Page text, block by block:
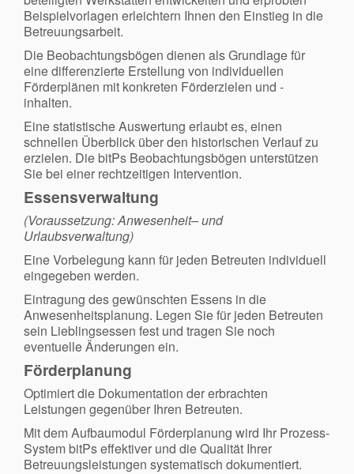
Beispielvorlagen erleichtern Ihnen den Einstieg in die
Betreuungsarbeit.
Die Beobachtungsbögen dienen als Grundlage für
eine differenzierte Erstellung von individuellen
Förderplänen mit konkreten Förderzielen und -
inhalten.
Eine statistische Auswertung erlaubt es, einen
schnellen Überblick über den historischen Verlauf zu
erzielen. Die bitPs Beobachtungsbögen unterstützen
Sie bei einer rechtzeitigen Intervention.
Essensverwaltung
(Voraussetzung: Anwesenheit– und
Urlaubsverwaltung)
Eine Vorbelegung kann für jeden Betreuten individuell
eingegeben werden.
Eintragung des gewünschten Essens in die
Anwesenheitsplanung. Legen Sie für jeden Betreuten
sein Lieblingsessen fest und tragen Sie noch
eventuelle Änderungen ein.
Förderplanung
Optimiert die Dokumentation der erbrachten
Leistungen gegenüber Ihren Betreuten.
Mit dem Aufbaumodul Förderplanung wird Ihr Prozess-
System bitPs effektiver und die Qualität Ihrer
Betreuungsleistungen systematisch dokumentiert.